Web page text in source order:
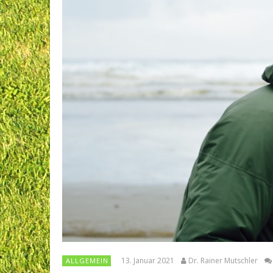
ALLGEMEIN 13. Januar 2021 Dr. Rainer Mutschler